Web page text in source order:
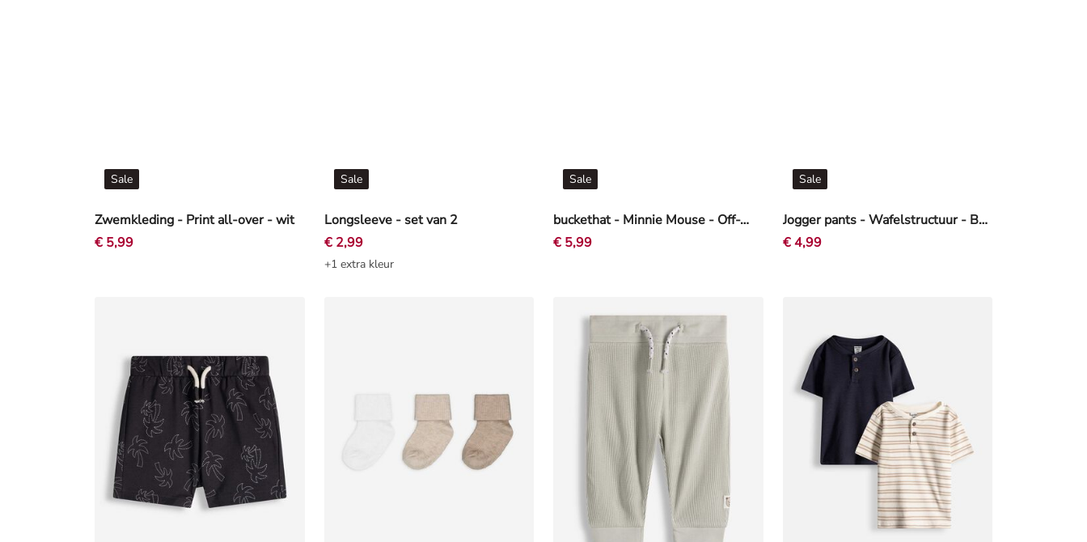
Zwemkleding - Print all-over - wit
Sale
€ 5,99
Longsleeve - set van 2
Sale
€ 2,99
+1 extra kleur
buckethat - Minnie Mouse - Off-White
Sale
€ 5,99
Jogger pants - Wafelstructuur - Beige
Sale
€ 4,99